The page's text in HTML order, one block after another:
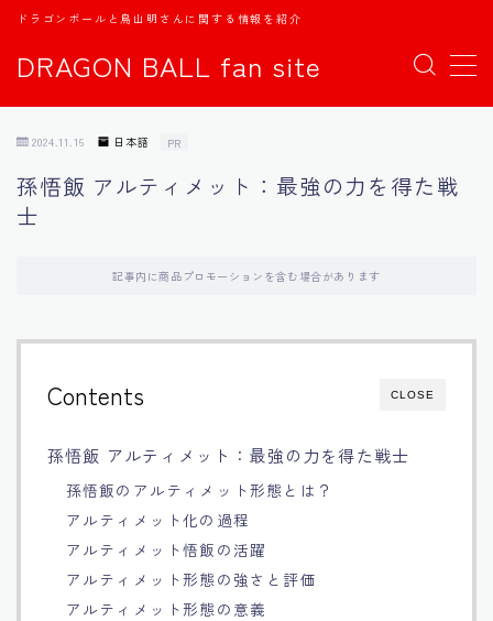
DRAGON BALL fan site
ドラゴンボールと鳥山明さんに関する情報を紹介
MENU
日本語
中文
Español
اللغة العربية
Français
Bahasa Indonesia
2024.11.16 日本語 PR
孫悟飯 アルティメット：最強の力を得た戦
士
記事内に商品プロモーションを含む場合があります
CLOSE
Contents
孫悟飯 アルティメット：最強の力を得た戦士
孫悟飯のアルティメット形態とは？
アルティメット化の過程
アルティメット悟飯の活躍
アルティメット形態の強さと評価
アルティメット形態の意義